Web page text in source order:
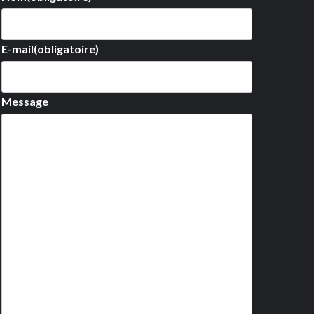
E-mail(obligatoire)
Message